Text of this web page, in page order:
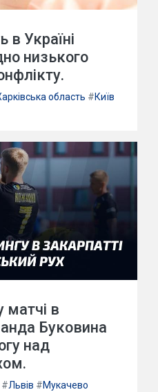
в Україні
низького
область #Київ
матчі в
Буковина
над
#Львів #Мукачево